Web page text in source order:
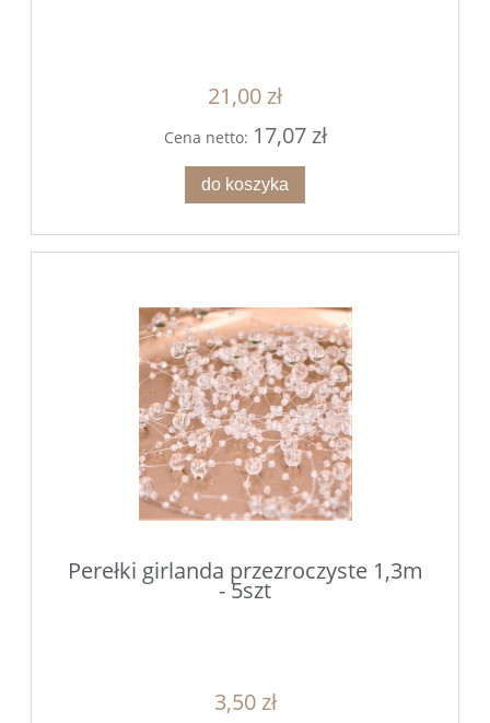
21,00 zł
Cena netto: 17,07 zł
do koszyka
Perełki girlanda przezroczyste 1,3m
- 5szt
3,50 zł